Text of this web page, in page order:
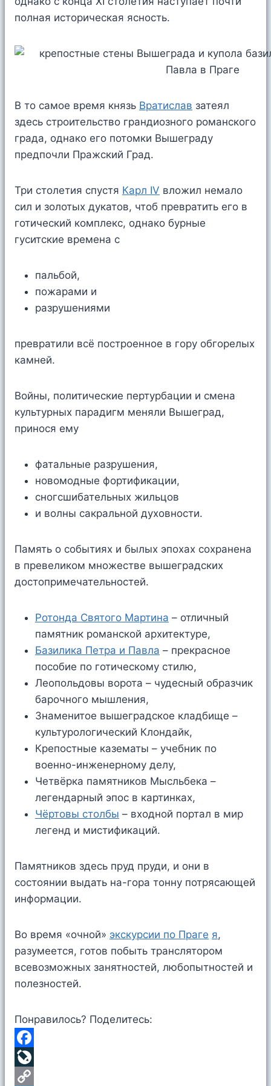
полная историческая ясность.
В то самое время князь Вратислав затеял
здесь строительство грандиозного романского
града, однако его потомки Вышеграду
предпочли Пражский Град.
Три столетия спустя Карл IV вложил немало
сил и золотых дукатов, чтоб превратить его в
готический комплекс, однако бурные
гуситские времена с
пальбой,
пожарами и
разрушениями
превратили всё построенное в гору обгорелых
камней.
Войны, политические пертурбации и смена
культурных парадигм меняли Вышеград,
принося ему
фатальные разрушения,
новомодные фортификации,
сногсшибательных жильцов
и волны сакральной духовности.
Память о событиях и былых эпохах сохранена
в превеликом множестве вышеградских
достопримечательностей.
Ротонда Святого Мартина – отличный
памятник романской архитектуре,
Базилика Петра и Павла – прекрасное
пособие по готическому стилю,
Леопольдовы ворота – чудесный образчик
барочного мышления,
Знаменитое вышеградское кладбище –
культурологический Клондайк,
Крепостные казематы – учебник по
военно-инженерному делу,
Четвёрка памятников Мысльбека –
легендарный эпос в картинках,
Чёртовы столбы – входной портал в мир
легенд и мистификаций.
Памятников здесь пруд пруди, и они в
состоянии выдать на-гора тонну потрясающей
информации.
Во время «очной» экскурсии по Праге я,
разумеется, готов побыть транслятором
всевозможных занятностей, любопытностей и
полезностей.
Понравилось? Поделитесь:
F
a
L